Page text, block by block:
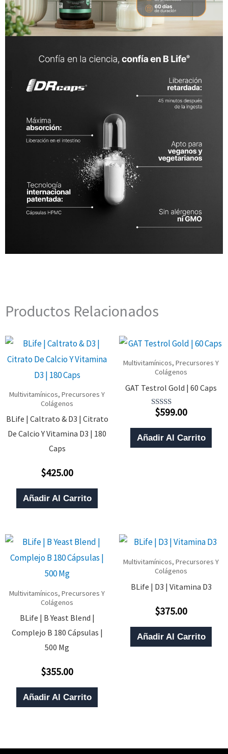
Productos Relacionados
Multivitamínicos, Precursores Y
Colágenos
BLife | Caltrato & D3 | Citrato
De Calcio Y Vitamina D3 | 180
Caps
Valorado
0
De
5
$425.00
Añadir Al Carrito
Multivitamínicos, Precursores Y
Colágenos
GAT Testrol Gold | 60 Caps
Valorado
5.00
De 5
$599.00
Añadir Al Carrito
Multivitamínicos, Precursores Y
Colágenos
BLife | B Yeast Blend |
Complejo B 180 Cápsulas |
500 Mg
Valorado
0
De
5
$355.00
Añadir Al Carrito
Multivitamínicos, Precursores Y
Colágenos
BLife | D3 | Vitamina D3
Valorado
0
De
5
$375.00
Añadir Al Carrito